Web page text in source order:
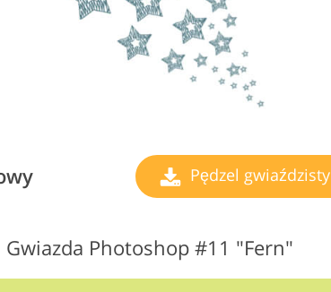
Pędzel gwiaździsty
Gwiazda Photoshop #11 "Fern"